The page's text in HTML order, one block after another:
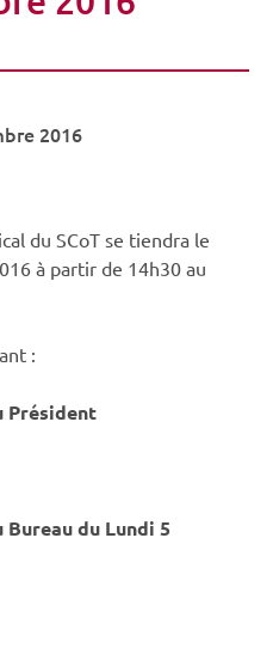
2016
du SCoT se tiendra le
à partir de 14h30 au
:
Président
du Lundi 5